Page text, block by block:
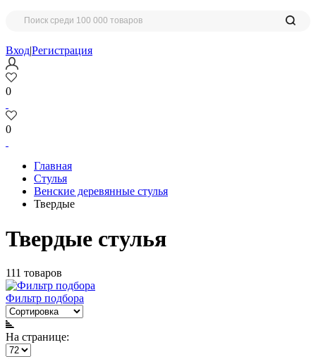
Вход|Регистрация
0
0
Главная
Стулья
Венские деревянные стулья
Твердые
Твердые стулья
111 товаров
Фильтр подбора
На странице: